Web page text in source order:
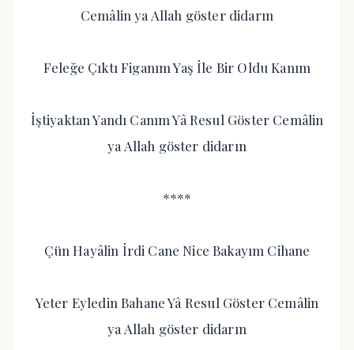
Cemâlin ya Allah göster didarın
Feleğe Çıktı Figanım Yaş İle Bir Oldu Kanım
İştiyaktan Yandı Canım Yâ Resul Göster Cemâlin
ya Allah göster didarın
****
Çün Hayâlin İrdi Cane Nice Bakayım Cihane
Yeter Eyledin Bahane Yâ Resul Göster Cemâlin
ya Allah göster didarın